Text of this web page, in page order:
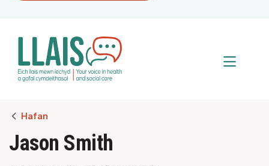
Breadcrumb
Hafan
Jason Smith